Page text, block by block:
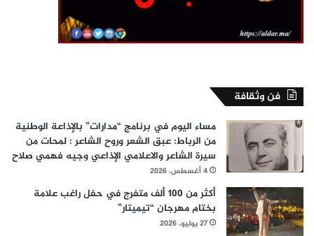
فن وثقافة
مساء اليوم في برنامج “مدارات” بالإذاعة الوطنية
من الرباط: عبق الشعر وروح الشاعر : لمحات من
سيرة الشاعر والاعلامي الإذاعي وجيه فهمي صلاح
4 أغسطس، 2026
أكثر من 100 ألف متفرج في حفل راغب علامة
بختام مهرجان “تيميتار”
27 يوليو، 2026